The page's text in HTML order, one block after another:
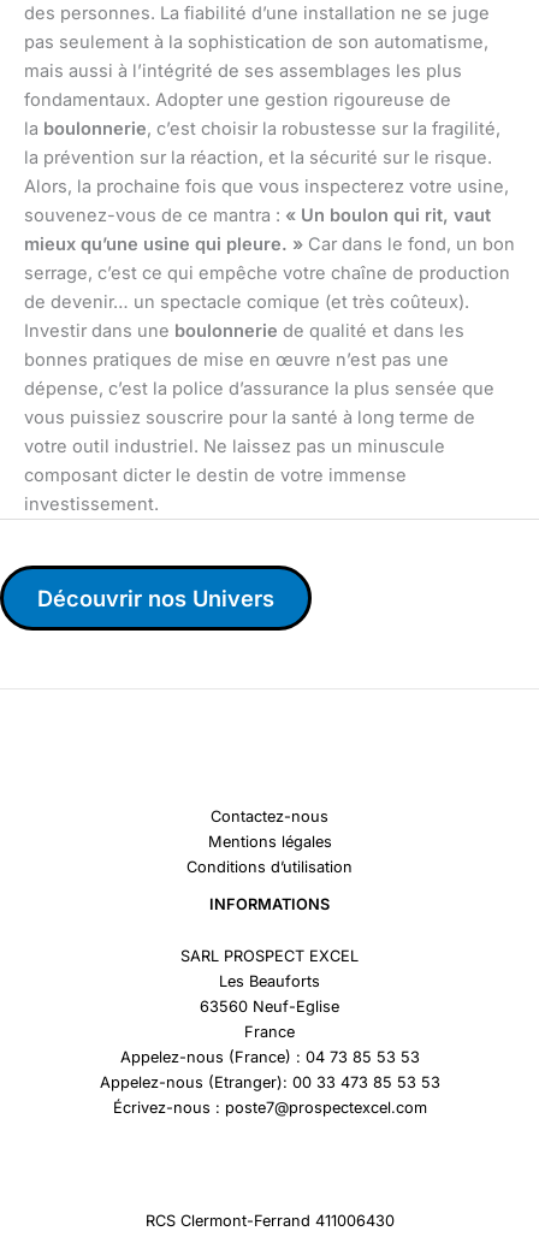
des personnes. La fiabilité d’une installation ne se juge
pas seulement à la sophistication de son automatisme,
mais aussi à l’intégrité de ses assemblages les plus
fondamentaux. Adopter une gestion rigoureuse de
la boulonnerie, c’est choisir la robustesse sur la fragilité,
la prévention sur la réaction, et la sécurité sur le risque.
Alors, la prochaine fois que vous inspecterez votre usine,
souvenez-vous de ce mantra : « Un boulon qui rit, vaut
mieux qu’une usine qui pleure. » Car dans le fond, un bon
serrage, c’est ce qui empêche votre chaîne de production
de devenir… un spectacle comique (et très coûteux).
Investir dans une boulonnerie de qualité et dans les
bonnes pratiques de mise en œuvre n’est pas une
dépense, c’est la police d’assurance la plus sensée que
vous puissiez souscrire pour la santé à long terme de
votre outil industriel. Ne laissez pas un minuscule
composant dicter le destin de votre immense
investissement.
Découvrir nos Univers
Contactez-nous
Mentions légales
Conditions d’utilisation
INFORMATIONS
SARL PROSPECT EXCEL
Les Beauforts
63560 Neuf-Eglise
France
Appelez-nous (France) : 04 73 85 53 53
Appelez-nous (Etranger): 00 33 473 85 53 53
Écrivez-nous : poste7@prospectexcel.com
RCS Clermont-Ferrand 411006430